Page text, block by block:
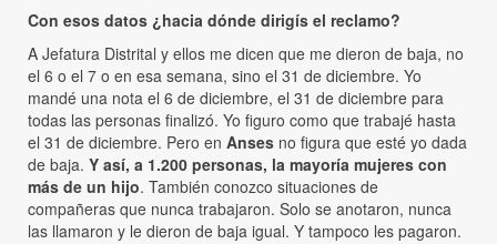
Con esos datos ¿hacia dónde dirigís el reclamo?
A Jefatura Distrital y ellos me dicen que me dieron de baja, no
el 6 o el 7 o en esa semana, sino el 31 de diciembre. Yo
mandé una nota el 6 de diciembre, el 31 de diciembre para
todas las personas finalizó. Yo figuro como que trabajé hasta
el 31 de diciembre. Pero en Anses no figura que esté yo dada
de baja. Y así, a 1.200 personas, la mayoría mujeres con
más de un hijo. También conozco situaciones de
compañeras que nunca trabajaron. Solo se anotaron, nunca
las llamaron y le dieron de baja igual. Y tampoco les pagaron.